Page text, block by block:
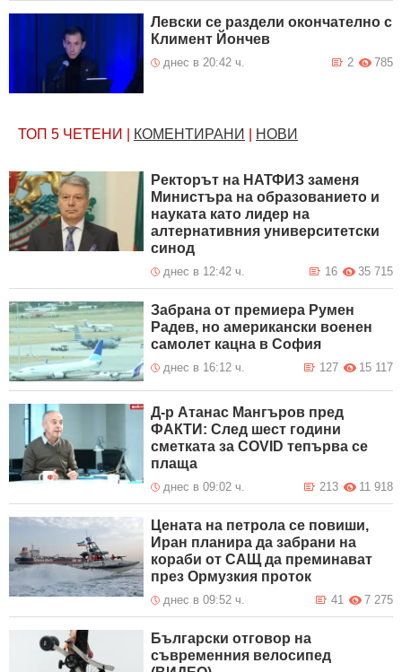
Левски се раздели окончателно с
Климент Йончев
днес в 20:42 ч. 785
2
ТОП 5 ЧЕТЕНИ КОМЕНТИРАНИ НОВИ
Ректорът на НАТФИЗ заменя
Министъра на образованието и
науката като лидер на
алтернативния университетски
синод
днес в 12:42 ч. 35 715
16
Забрана от премиера Румен
Радев, но американски военен
самолет кацна в София
днес в 16:12 ч. 15 117
127
Д-р Атанас Мангъров пред
ФАКТИ: След шест години
сметката за COVID тепърва се
плаща
днес в 09:02 ч. 11 918
213
Цената на петрола се повиши,
Иран планира да забрани на
кораби от САЩ да преминават
през Ормузкия проток
днес в 09:52 ч. 7 275
41
Български отговор на
съвременния велосипед